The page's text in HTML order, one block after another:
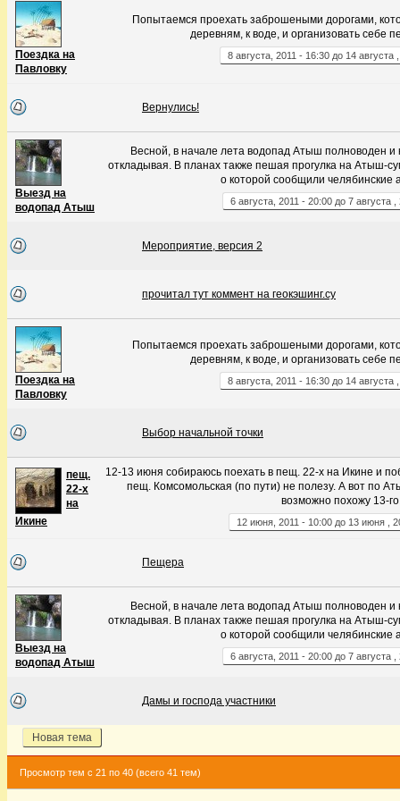
Поездка на
Павловку
Попытаемся проехать заброшеными дорогами,
деревням, к воде, и организовать себе
8 августа 2011 - 16:30 до 14 августа
Вернулись!
Выезд на
водопад Атыш
Весной, в начале лета водопад Атыш полноводен и
откладывая. В планах также пешая прогулка на Атыш-
о которой сообщили челябинские
6 августа 2011 - 20:00 до 7 августа
Мероприятие, версия 2
прочитал тут коммент на геокэшинг.су
Поездка на
Павловку
Попытаемся проехать заброшеными дорогами,
деревням, к воде, и организовать себе
8 августа 2011 - 16:30 до 14 августа
Выбор начальной точки
пещ.
22-х
на
Икине
12-13 июня собираюсь поехать в пещ. 22-х на Икине и
пещ. Комсомольская (по пути) не полезу. А вот по
возможно похожу 13-
12 июня 2011 - 10:00 до 13 июня
Пещера
Выезд на
водопад Атыш
Весной, в начале лета водопад Атыш полноводен и
откладывая. В планах также пешая прогулка на Атыш-
о которой сообщили челябинские
6 августа 2011 - 20:00 до 7 августа
Дамы и господа участники
Новая тема
Просмотр тем с 21 по 40 (всего 41 тем)